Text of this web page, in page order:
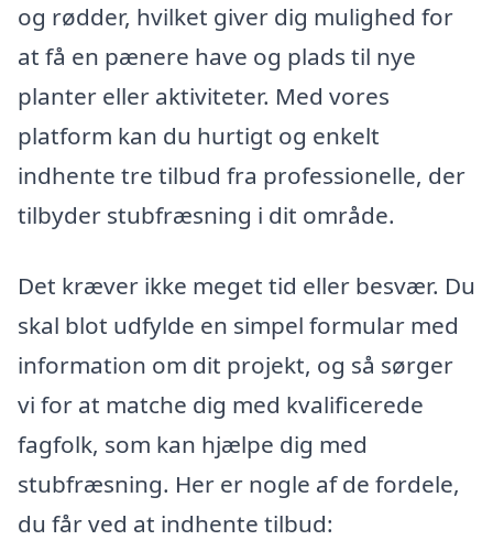
og rødder, hvilket giver dig mulighed for
at få en pænere have og plads til nye
planter eller aktiviteter. Med vores
platform kan du hurtigt og enkelt
indhente tre tilbud fra professionelle, der
tilbyder stubfræsning i dit område.
Det kræver ikke meget tid eller besvær. Du
skal blot udfylde en simpel formular med
information om dit projekt, og så sørger
vi for at matche dig med kvalificerede
fagfolk, som kan hjælpe dig med
stubfræsning. Her er nogle af de fordele,
du får ved at indhente tilbud: